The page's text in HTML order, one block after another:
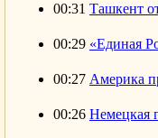
00:31 Ташкент
00:29 «Единая
00:27 Америка
00:26 Немецкая